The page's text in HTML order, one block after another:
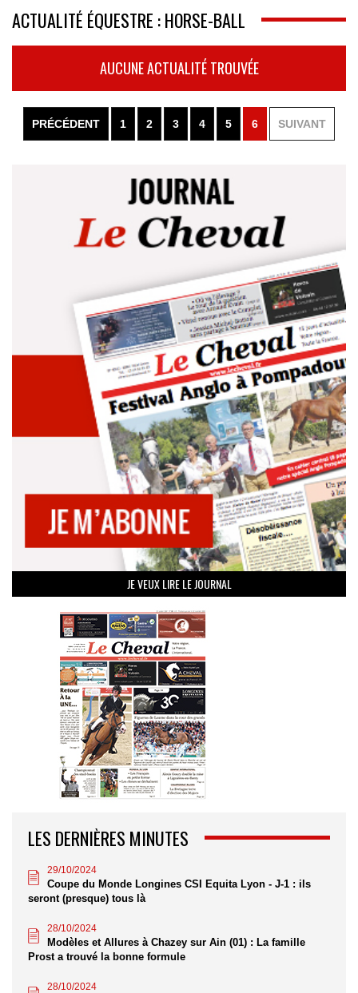
ACTUALITÉ ÉQUESTRE : HORSE-BALL
AUCUNE ACTUALITÉ TROUVÉE
PRÉCÉDENT 1 2 3 4 5 6 SUIVANT
JE VEUX LIRE LE JOURNAL
LES DERNIÈRES MINUTES
29/10/2024
Coupe du Monde Longines CSI Equita Lyon - J-1 : ils
seront (presque) tous là
28/10/2024
Modèles et Allures à Chazey sur Ain (01) : La famille
Prost a trouvé la bonne formule
28/10/2024